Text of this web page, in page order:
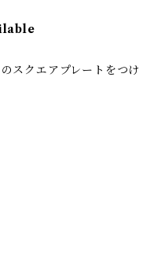
スクエアプレートをつけ